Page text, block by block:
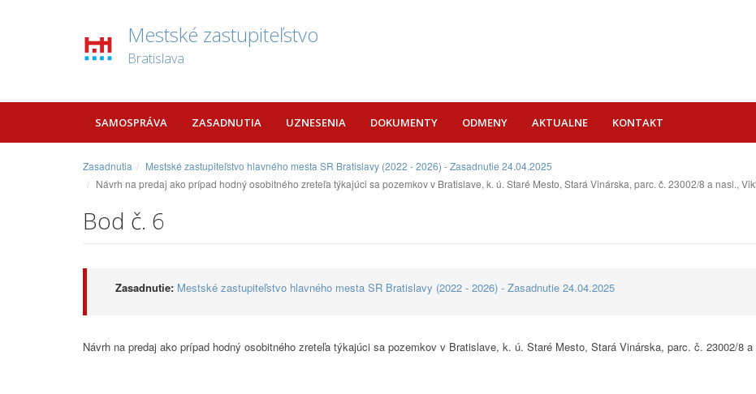
Mestské zastupiteľstvo
Bratislava
SAMOSPRÁVA ZASADNUTIA UZNESENIA DOKUMENTY ODMENY AKTUALNE KONTAKT
Zasadnutia
Mestské zastupiteľstvo hlavného mesta SR Bratislavy (2022 - 2026) - Zasadnutie 24.04.2025
Návrh na predaj ako prípad hodný osobitného zreteľa týkajúci sa pozemkov v Bratislave, k. ú. Staré Mesto, Stará Vinárska, parc. č. 23002/8 a nasl.,
Bod č. 6
Zasadnutie: Mestské zastupiteľstvo hlavného mesta SR Bratislavy (2022 - 2026) - Zasadnutie 24.04.2025
Návrh na predaj ako prípad hodný osobitného zreteľa týkajúci sa pozemkov v Bratislave, k. ú. Staré Mesto, Stará Vinárska, parc. č. 23002/8